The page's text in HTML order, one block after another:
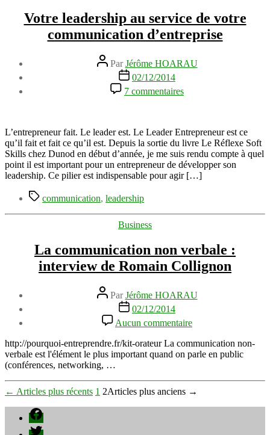
Votre leadership au service de votre
communication d’entreprise
Auteur
de
l’article
ParJérôme HOARAU
Date
de
l’article
02/12/2014
7 commentaires
Votre
service
de
votre
communication
d’entreprise
L’entrepreneur fait. Le leader est. Le Leader Entrepreneur est ce
qu’il fait et fait ce qu’il est. Depuis la sortie du livre Le Réflexe Soft
Skills chez Dunod en début d’année, je me suis rendu compte à quel
point il est important pour un entrepreneur de développer son
leadership. Ce pilier est indispensable pour agir […]
Étiquettes
communication, leadership
Catégories
Business
La communication non verbale :
interview de Romain Collignon
Auteur
de
l’article
ParJérôme HOARAU
Date
l’article
02/12/2014
Aucun commentaire
La
communication
non
interview
de
Romain
http://pourquoi-entreprendre.fr/kit-orateur La communication non-
verbale est l'élément le plus important quand on parle en public
(conférences, networking, …
Pagination
des
publications
← Articles plus récents 1 2Articles plus anciens →
Facebook
Twitter